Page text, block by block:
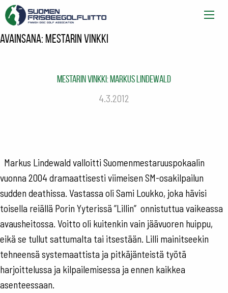
Avainsana: mestarin vinkki
Mestarin vinkki: Markus Lindewald
4.3.2012
Markus Lindewald valloitti Suomenmestaruuspokaalin
vuonna 2004 dramaattisesti viimeisen SM-osakilpailun
sudden deathissa. Vastassa oli Sami Loukko, joka hävisi
toisella reiällä Porin Yyterissä ”Lillin” onnistuttua vaikeassa
avausheitossa. Voitto oli kuitenkin vain jäävuoren huippu,
eikä se tullut sattumalta tai itsestään. Lilli mainitseekin
tehneensä systemaattista ja pitkäjänteistä työtä
harjoittelussa ja kilpailemisessa ja ennen kaikkea
asenteessaan.